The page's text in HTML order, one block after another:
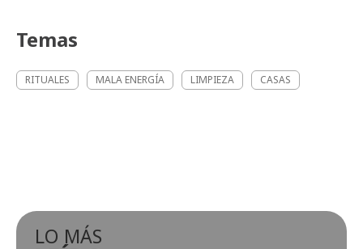
Temas
RITUALES MALA ENERGÍA LIMPIEZA CASAS
LO MÁS